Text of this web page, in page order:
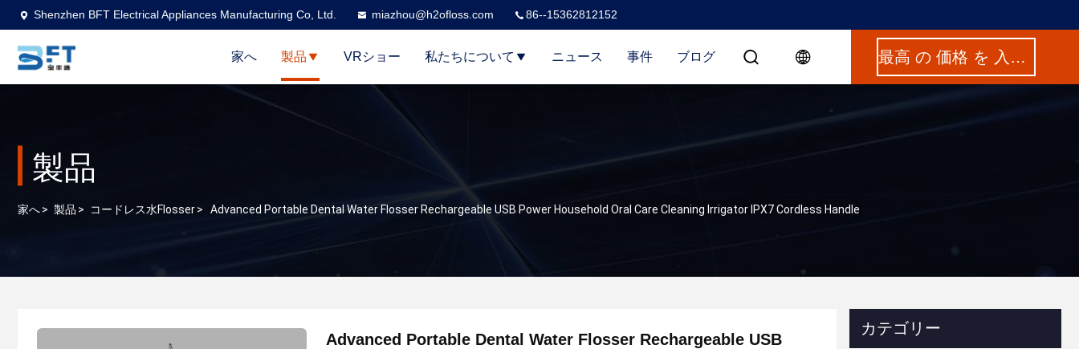
Shenzhen BFT Electrical Appliances Manufacturing Co, Ltd. miazhou@h2ofloss.com 86--15362812152
家へ 製品 VRショー 私たちについて ニュース 事件 ブログ 最高 の 価格 を 入手 する
製品
家へ> 製品 > コードレス水Flosser> Advanced Portable Dental Water Flosser Rechargeable USB Power Household Oral Care Cleaning Irrigator IPX7 Cordless Handle
Advanced Portable Dental Water Flosser Rechargeable USB
カテゴリー